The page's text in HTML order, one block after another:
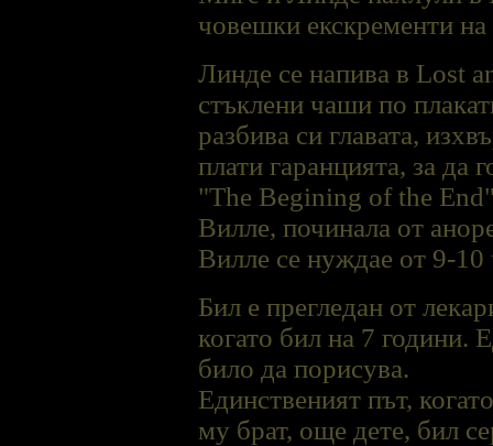
човешки екскременти
Линде се напива в Lost
стъклени чаши по
разбива си главата,
плати гаранцията, за да
"The Begining of the End"
Вилле, починала от
Виллe се нуждае от 9-10
Бил е прегледан от
когато бил на 7 години.
било да порисува.
Единственият път,
му брат, още дете, бил